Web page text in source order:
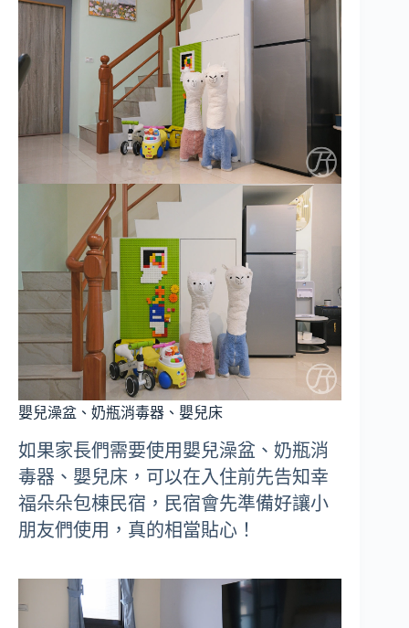
嬰兒澡盆、奶瓶消毒器、嬰兒床
如果家長們需要使用嬰兒澡盆、奶瓶消
毒器、嬰兒床，可以在入住前先告知幸
福朵朵包棟民宿，民宿會先準備好讓小
朋友們使用，真的相當貼心！